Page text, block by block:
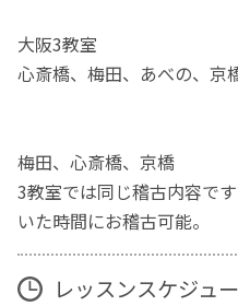
大阪3教室
心斎橋、梅田、あべの、京
梅田、心斎橋、京橋
3教室では同じ稽古内容で
いた時間にお稽古可能。
レッスンスケジュ